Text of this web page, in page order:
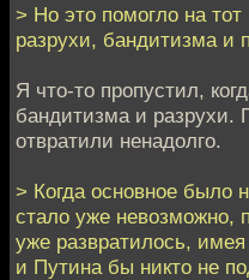
> Но это помогло на
разрухи, бандитизма и
Я что-то пропустил,
бандитизма и разрухи.
отвратили ненадолго.
> Когда основное было
стало уже невозможно,
уже развратилось,
и Путина бы никто не